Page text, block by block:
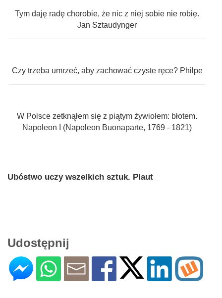
Tym daję radę chorobie, że nic z niej sobie nie robię.
Jan Sztaudynger
Czy trzeba umrzeć, aby zachować czyste ręce? Philpe
W Polsce zetknąłem się z piątym żywiołem: błotem.
Napoleon I (Napoleon Buonaparte, 1769 - 1821)
Ubóstwo uczy wszelkich sztuk. Plaut
Udostępnij